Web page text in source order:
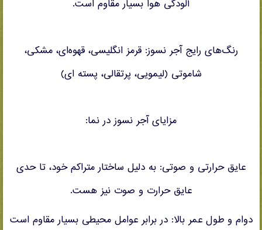
آلودگی هوا بسیار مقاوم است.
رنگ‌های رایج آجر نسوز: قرمز انگلیسی، قهوه‌ای، مشکی،
شاموتی (لیمویی، پرتقالی، پسته ای)
مزایای آجر نسوز در نما:
عایق حرارتی و صوتی: به دلیل ساختار متراکم خود، تا حدی
عایق حرارت و صوت نیز هست.
دوام و طول عمر بالا: در برابر عوامل محیطی بسیار مقاوم است